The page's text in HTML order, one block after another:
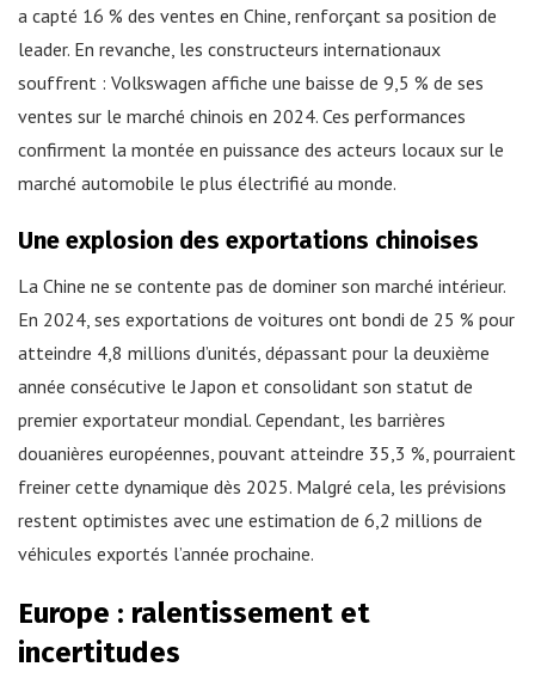
a capté 16 % des ventes en Chine, renforçant sa position de
leader. En revanche, les constructeurs internationaux
souffrent : Volkswagen affiche une baisse de 9,5 % de ses
ventes sur le marché chinois en 2024. Ces performances
confirment la montée en puissance des acteurs locaux sur le
marché automobile le plus électrifié au monde.
Une explosion des exportations chinoises
La Chine ne se contente pas de dominer son marché intérieur.
En 2024, ses exportations de voitures ont bondi de 25 % pour
atteindre 4,8 millions d’unités, dépassant pour la deuxième
année consécutive le Japon et consolidant son statut de
premier exportateur mondial. Cependant, les barrières
douanières européennes, pouvant atteindre 35,3 %, pourraient
freiner cette dynamique dès 2025. Malgré cela, les prévisions
restent optimistes avec une estimation de 6,2 millions de
véhicules exportés l’année prochaine.
Europe : ralentissement et
incertitudes